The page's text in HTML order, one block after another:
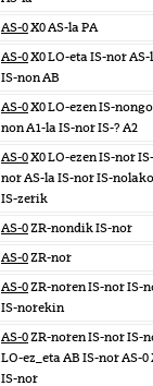
AS-0X0 AS-la PA
AS-0X0 LO-eta IS-nor AS-
IS-non AB
AS-0X0 LO-ezen IS-
non A1-la IS-nor IS-? A2
AS-0X0 LO-ezen IS-nor IS-
nor AS-la IS-nor IS-nolako
IS-zerik
AS-0ZR-nondik IS-nor
AS-0ZR-nor
AS-0ZR-noren IS-nor IS-
IS-norekin
AS-0ZR-noren IS-nor IS-
LO-ez_eta AB IS-nor AS-0
IS-nor